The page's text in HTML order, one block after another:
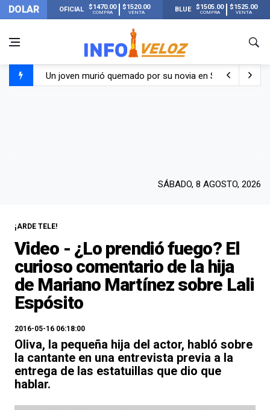
DOLAR OFICIAL $1470.00
COMPRA
$1520.00
VENTA BLUE $1505.00
COMPRA
$1525.00
VENTA
Un joven murió quemado por su novia en San Luis:
SÁBADO, 8 AGOSTO, 2026
¡ARDE TELE!
Video - ¿Lo prendió fuego? El
curioso comentario de la hija
de Mariano Martínez sobre Lali
Espósito
2016-05-16 06:18:00
Oliva, la pequeña hija del actor, habló sobre
la cantante en una entrevista previa a la
entrega de las estatuillas que dio que
hablar.